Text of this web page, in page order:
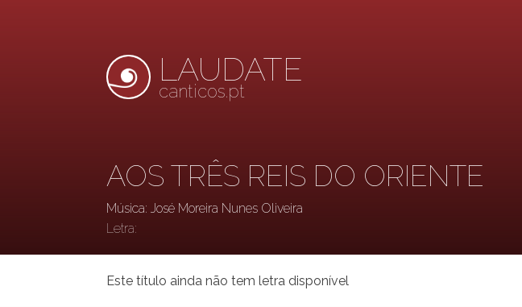
LAUDATE
canticos.pt
AOS TRÊS REIS DO ORIENTE
Música: José Moreira Nunes Oliveira
Letra:
Este título ainda não tem letra disponível